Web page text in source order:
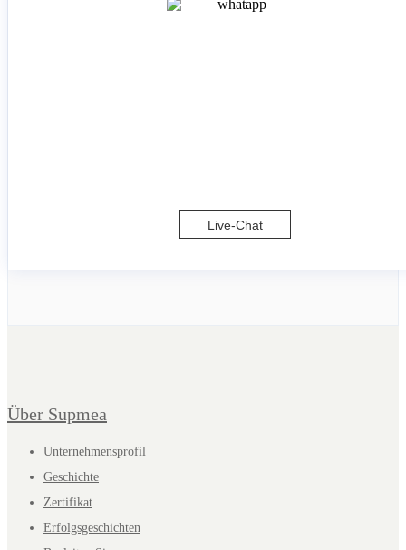
Live-Chat
Über Supmea
Unternehmensprofil
Geschichte
Zertifikat
Erfolgsgeschichten